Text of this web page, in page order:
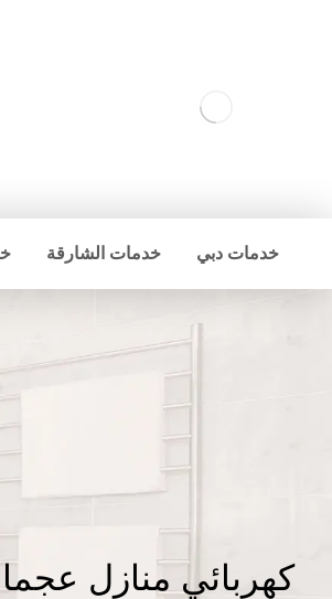
خدمات دبي خدمات الشارقة
كهربائي منازل